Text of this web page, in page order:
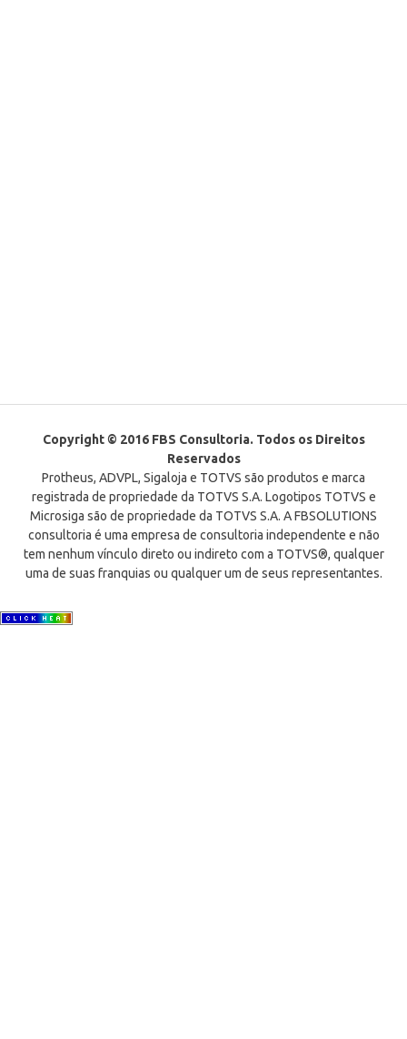
Copyright © 2016 FBS Consultoria. Todos os Direitos
Reservados
Protheus, ADVPL, Sigaloja e TOTVS são produtos e marca
registrada de propriedade da TOTVS S.A. Logotipos TOTVS e
Microsiga são de propriedade da TOTVS S.A. A FBSOLUTIONS
consultoria é uma empresa de consultoria independente e não
tem nenhum vínculo direto ou indireto com a TOTVS®, qualquer
uma de suas franquias ou qualquer um de seus representantes.